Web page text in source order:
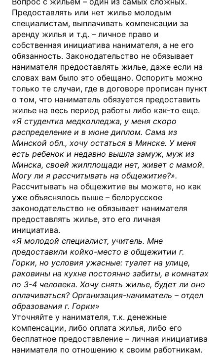
Предоставлять или нет жилье молодым
специалистам, выплачивать компенсации за
аренду жилья и т.д. – личное право и
собственная инициатива нанимателя, а не его
обязанность. Законодательство не обязывает
нанимателя предоставлять жилье, даже если на
словах вам было это обещано. Оспорить можно
только те случаи, где в договоре прописан пункт
о том, что наниматель обязуется предоставить
жилье на весь период работы либо как-то еще.
«Я студентка медколледжа, у меня скоро
распределение и в июне диплом. Сама из
Минской обл., хочу остаться в Минске. У меня
есть ребенок и недавно вышла замуж, муж из
Минска, своей жилплощади нет, живет с мамой.
Могу ли я рассчитывать на общежитие?».
Рассчитывать на общежитие вы можете, но как
уже объяснялось выше – белорусское
законодательство не обязывает нанимателя
предоставлять жилье, это его личная
инициатива.
«Я молодой специалист, учитель. Мне
предоставили койко-место в общежитии г.
Горки, но условия ужасные: туалет на улице,
раковины на кухне постоянно забиты, в комнатах
по 3-4 человека. Хочу снять жилье, будет ли оно
оплачиваться? Организация-наниматель – отдел
образования г. Горки»
Уточняйте у нанимателя, т.к. денежные
компенсации, либо оплата жилья, либо его
бесплатное предоставление – личная инициатива
нанимателя по отношению к своим работникам.